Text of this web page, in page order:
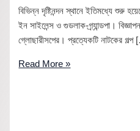
বিভিন্ন দৃষ্টিনন্দন স্থানে ইতিমধ্যে শুরু
ইন সাইলেন্স ও গুডলাক-গ্র্যান্ডপা।
গ্লোছারীসপের। প্রত্যেকটি নাটকের
Read More »